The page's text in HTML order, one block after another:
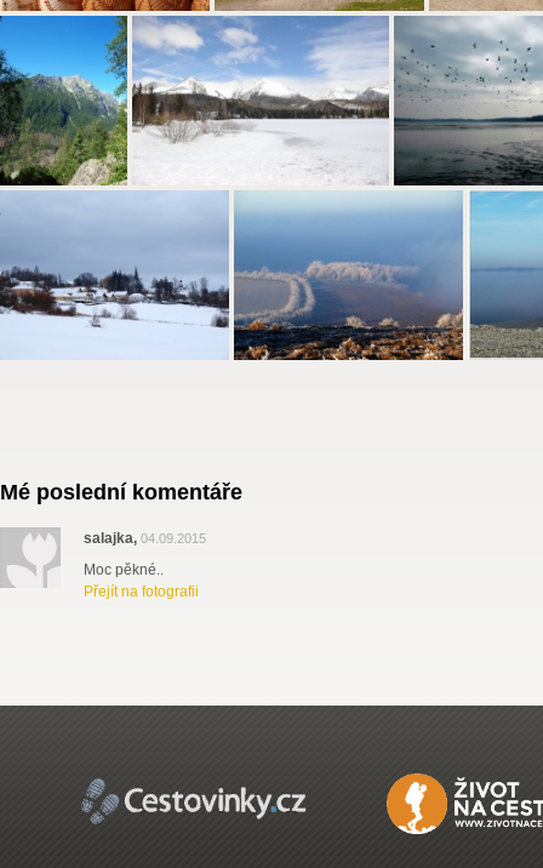
Mé poslední komentáře
salajka, 04.09.2015
Moc pěkné..
Přejít na fotografii